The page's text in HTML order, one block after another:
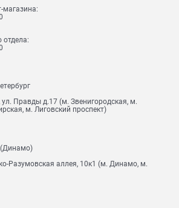
магазина:
отдела:
ул. Правды д.17 (м. Звенигородская, м.
м. Лиговский проспект)
Разумовская аллея, 10к1 (м. Динамо, м.